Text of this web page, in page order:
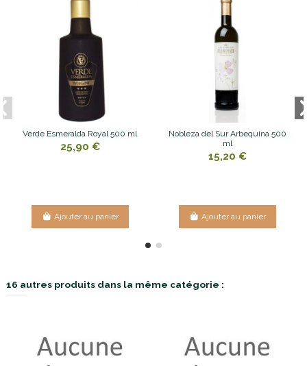
Verde Esmeralda Royal 500 ml
25,90 €
Ajouter au panier
Nobleza del Sur Arbequina 500
ml
15,20 €
Ajouter au panier
16 autres produits dans la même catégorie :